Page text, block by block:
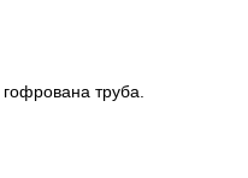
труба.